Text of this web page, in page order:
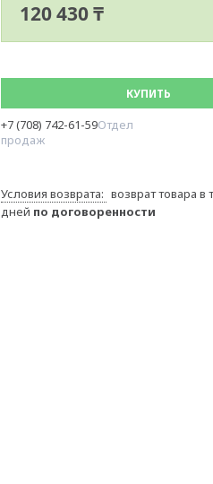
120 430 ₸
КУПИТЬ
+7 (708) 742-61-59Отдел
продаж
возврат товара в
дней по договоренности